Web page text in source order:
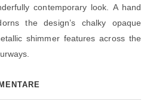
contemporary look. A hand
the design’s chalky opaque
shimmer features across the